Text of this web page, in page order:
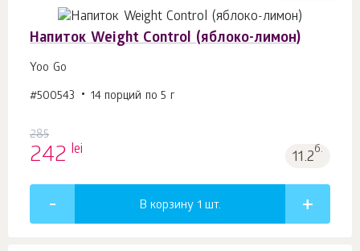
Напиток Weight Control (яблоко-лимон)
Yoo Go
#500543 14 порций по 5 г
285
242 lei 11.2б.
В корзину 1 шт.